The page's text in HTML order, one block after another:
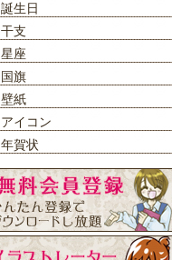
誕生日
干支
星座
国旗
壁紙
アイコン
年賀状